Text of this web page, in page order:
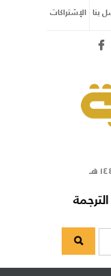
الإشتراكات